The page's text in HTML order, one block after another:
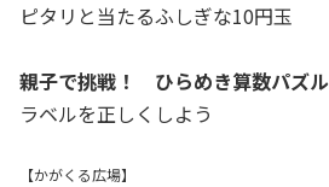
ピタリと当たるふしぎな10円玉
親子で挑戦！ ひらめき算数パズル
ラベルを正しくしよう
【かがくる広場】